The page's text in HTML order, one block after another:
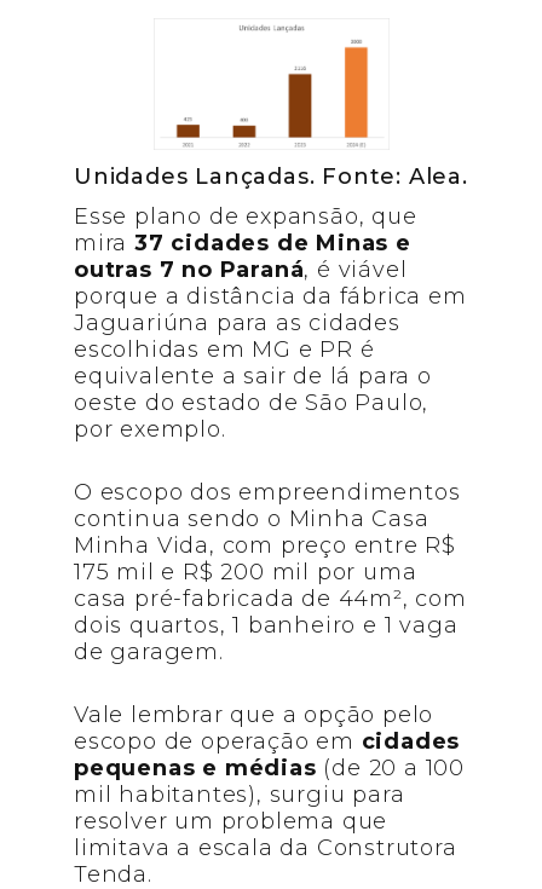
Unidades Lançadas. Fonte: Alea.
Esse plano de expansão, que
mira 37 cidades de Minas e
outras 7 no Paraná, é viável
porque a distância da fábrica em
Jaguariúna para as cidades
escolhidas em MG e PR é
equivalente a sair de lá para o
oeste do estado de São Paulo,
por exemplo.
O escopo dos empreendimentos
continua sendo o Minha Casa
Minha Vida, com preço entre R$
175 mil e R$ 200 mil por uma
casa pré-fabricada de 44m², com
dois quartos, 1 banheiro e 1 vaga
de garagem.
Vale lembrar que a opção pelo
escopo de operação em cidades
pequenas e médias (de 20 a 100
mil habitantes), surgiu para
resolver um problema que
limitava a escala da Construtora
Tenda.